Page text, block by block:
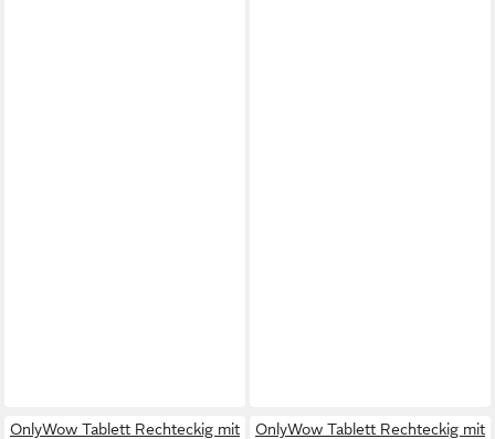
OnlyWow Tablett Rechteckig mit
OnlyWow Tablett Rechteckig mit